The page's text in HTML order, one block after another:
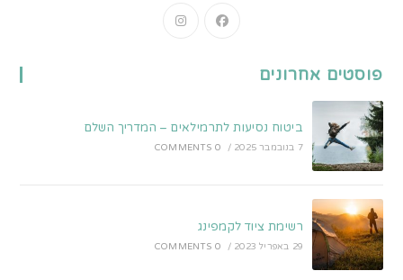
Opens
פוסטים אחרונים
ביטוח נסיעות לתרמילאים – המדריך השלם
7 בנובמבר 2025 /
0 COMMENTS
רשימת ציוד לקמפינג
29 באפריל 2023 /
0 COMMENTS